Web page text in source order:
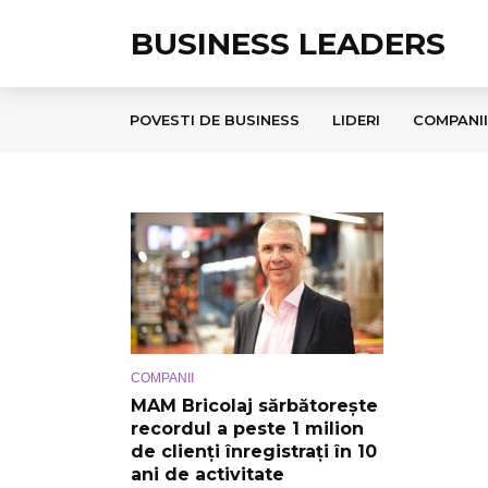
BUSINESS LEADERS
POVESTI DE BUSINESS LIDERI COMPANII
COMPANII
MAM Bricolaj sărbătorește
recordul a peste 1 milion
de clienți înregistrați în 10
ani de activitate